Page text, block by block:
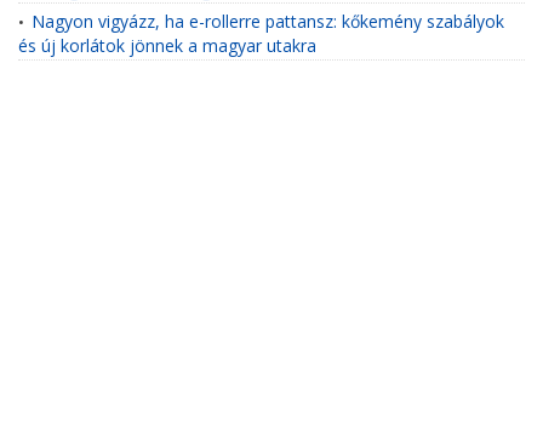
• Nagyon vigyázz, ha e-rollerre pattansz: kőkemény szabályok
és új korlátok jönnek a magyar utakra